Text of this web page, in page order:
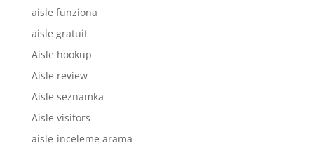
aisle funziona
aisle gratuit
Aisle hookup
Aisle review
Aisle seznamka
Aisle visitors
aisle-inceleme arama